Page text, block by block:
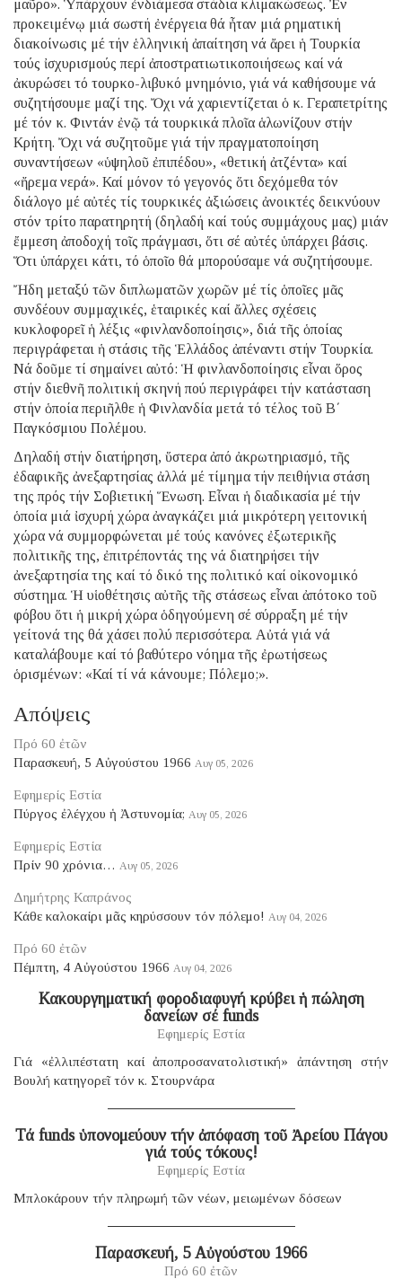
μαῦρο». Ὑπάρχουν ἐνδιάμεσα στάδια κλιμακώσεως. Ἐν
προκειμένῳ μιά σωστή ἐνέργεια θά ἦταν μιά ρηματική
διακοίνωσις μέ τήν ἑλληνική ἀπαίτηση νά ἄρει ἡ Τουρκία
τούς ἰσχυρισμούς περί ἀποστρατιωτικοποιήσεως καί νά
ἀκυρώσει τό τουρκο-λιβυκό μνημόνιο, γιά νά καθήσουμε νά
συζητήσουμε μαζί της. Ὄχι νά χαριεντίζεται ὁ κ. Γεραπετρίτης
μέ τόν κ. Φιντάν ἐνῷ τά τουρκικά πλοῖα ἁλωνίζουν στήν
Κρήτη. Ὄχι νά συζητοῦμε γιά τήν πραγματοποίηση
συναντήσεων «ὑψηλοῦ ἐπιπέδου», «θετική ἀτζέντα» καί
«ἤρεμα νερά». Καί μόνον τό γεγονός ὅτι δεχόμεθα τόν
διάλογο μέ αὐτές τίς τουρκικές ἀξιώσεις ἀνοικτές δεικνύουν
στόν τρίτο παρατηρητή (δηλαδή καί τούς συμμάχους μας) μιάν
ἔμμεση ἀποδοχή τοῖς πράγμασι, ὅτι σέ αὐτές ὑπάρχει βάσις.
Ὅτι ὑπάρχει κάτι, τό ὁποῖο θά μπορούσαμε νά συζητήσουμε.
Ἤδη μεταξύ τῶν διπλωματῶν χωρῶν μέ τίς ὁποῖες μᾶς
συνδέουν συμμαχικές, ἑταιρικές καί ἄλλες σχέσεις
κυκλοφορεῖ ἡ λέξις «φινλανδοποίησις», διά τῆς ὁποίας
περιγράφεται ἡ στάσις τῆς Ἑλλάδος ἀπέναντι στήν Τουρκία.
Νά δοῦμε τί σημαίνει αὐτό: Ἡ φινλανδοποίησις εἶναι ὅρος
στήν διεθνῆ πολιτική σκηνή πού περιγράφει τήν κατάσταση
στήν ὁποία περιῆλθε ἡ Φινλανδία μετά τό τέλος τοῦ Β΄
Παγκόσμιου Πολέμου.
Δηλαδή στήν διατήρηση, ὕστερα ἀπό ἀκρωτηριασμό, τῆς
ἐδαφικῆς ἀνεξαρτησίας ἀλλά μέ τίμημα τήν πειθήνια στάση
της πρός τήν Σοβιετική Ἕνωση. Εἶναι ἡ διαδικασία μέ τήν
ὁποία μιά ἰσχυρή χώρα ἀναγκάζει μιά μικρότερη γειτονική
χώρα νά συμμορφώνεται μέ τούς κανόνες ἐξωτερικῆς
πολιτικῆς της, ἐπιτρέποντάς της νά διατηρήσει τήν
ἀνεξαρτησία της καί τό δικό της πολιτικό καί οἰκονομικό
σύστημα. Ἡ υἱοθέτησις αὐτῆς τῆς στάσεως εἶναι ἀπότοκο τοῦ
φόβου ὅτι ἡ μικρή χώρα ὁδηγούμενη σέ σύρραξη μέ τήν
γείτονά της θά χάσει πολύ περισσότερα. Αὐτά γιά νά
καταλάβουμε καί τό βαθύτερο νόημα τῆς ἐρωτήσεως
ὁρισμένων: «Καί τί νά κάνουμε; Πόλεμο;».
Απόψεις
Πρό 60 ἐτῶν
Παρασκευή, 5 Αὐγούστου 1966 Αυγ 05, 2026
Εφημερίς Εστία
Πύργος ἐλέγχου ἡ Ἀστυνομία; Αυγ 05, 2026
Εφημερίς Εστία
Πρίν 90 χρόνια… Αυγ 05, 2026
Δημήτρης Καπράνος
Κάθε καλοκαίρι μᾶς κηρύσσουν τόν πόλεμο! Αυγ 04, 2026
Πρό 60 ἐτῶν
Πέμπτη, 4 Αὐγούστου 1966 Αυγ 04, 2026
Κακουργηματική φοροδιαφυγή κρύβει ἡ πώληση
δανείων σέ funds
Εφημερίς Εστία
Γιά «ἐλλιπέστατη καί ἀποπροσανατολιστική» ἀπάντηση στήν
Βουλή κατηγορεῖ τόν κ. Στουρνάρα
Τά funds ὑπονομεύουν τήν ἀπόφαση τοῦ Ἀρείου Πάγου
γιά τούς τόκους!
Εφημερίς Εστία
Μπλοκάρουν τήν πληρωμή τῶν νέων, μειωμένων δόσεων
Παρασκευή, 5 Αὐγούστου 1966
Πρό 60 ἐτῶν